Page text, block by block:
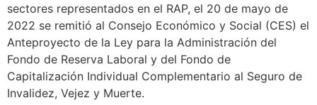
sectores representados en el RAP, el 20 de mayo de
2022 se remitió al Consejo Económico y Social (CES) el
Anteproyecto de la Ley para la Administración del
Fondo de Reserva Laboral y del Fondo de
Capitalización Individual Complementario al Seguro de
Invalidez, Vejez y Muerte.